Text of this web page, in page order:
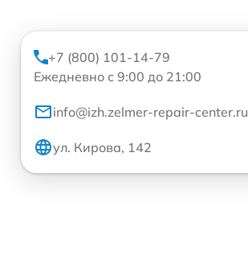
+7 (800) 101-14-79
Ежедневно с 9:00 до 21:00
info@izh.zelmer-repair-center.ru
ул. Кирова, 142